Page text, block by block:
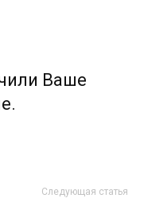
Ваше
Следующая статья